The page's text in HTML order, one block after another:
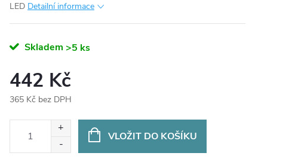
LED Detailní informace
Skladem >5 ks
442 Kč
365 Kč bez DPH
VLOŽIT DO KOŠÍKU